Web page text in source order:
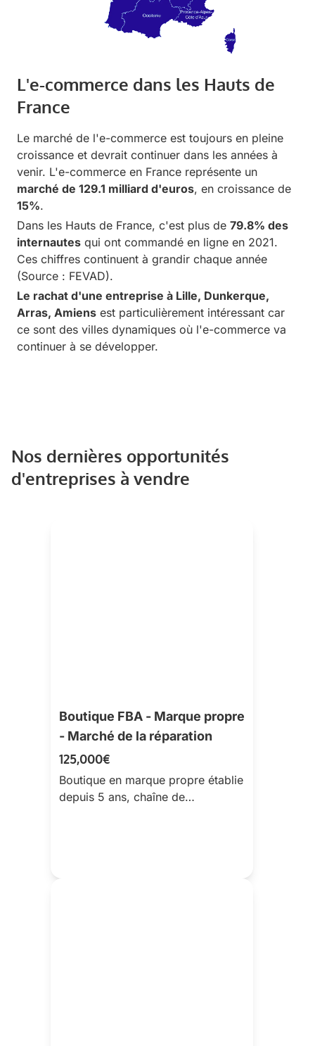
L'e-commerce dans les Hauts de
France
Le marché de l'e-commerce est toujours en pleine
croissance et devrait continuer dans les années à
venir. L'e-commerce en France représente un
marché de 129.1 milliard d'euros, en croissance de
15%.
Dans les Hauts de France, c'est plus de 79.8% des
internautes qui ont commandé en ligne en 2021.
Ces chiffres continuent à grandir chaque année
(Source : FEVAD).
Le rachat d'une entreprise à Lille, Dunkerque,
Arras, Amiens est particulièrement intéressant car
ce sont des villes dynamiques où l'e-commerce va
continuer à se développer.
Nos dernières opportunités
d'entreprises à vendre
Boutique FBA - Marque propre
- Marché de la réparation
125,000€
Boutique en marque propre établie
depuis 5 ans, chaîne de